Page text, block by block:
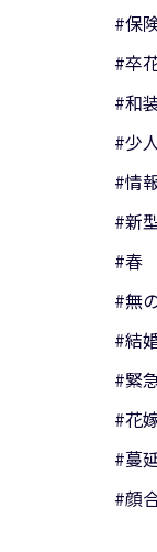
#保
#卒
#和
#少
#情
#新
#春
#無
#結
#緊
#花
#蔓
#顔